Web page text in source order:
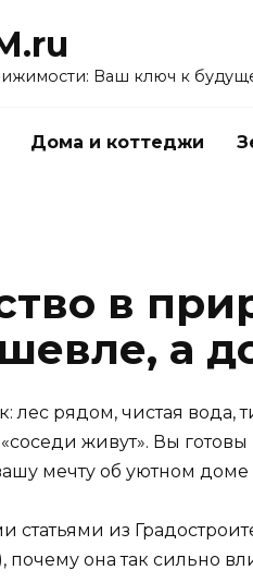
Ваш ключ к
Дома и коттеджи
в
а
лес рядом, чистая вода,
«соседи живут». Вы
мечту об уютном доме
статьями из
она так сильно